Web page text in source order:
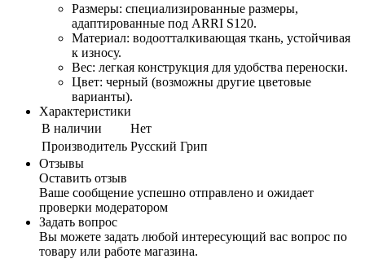
Размеры: специализированные размеры,
адаптированные под ARRI S120.
Материал: водоотталкивающая ткань, устойчивая
к износу.
Вес: легкая конструкция для удобства переноски.
Цвет: черный (возможны другие цветовые
варианты).
Характеристики
В наличии
Нет
Производитель Русский Грип
Отзывы
Оставить отзыв
Ваше сообщение успешно отправлено и ожидает
проверки модератором
Задать вопрос
Вы можете задать любой интересующий вас вопрос по
товару или работе магазина.